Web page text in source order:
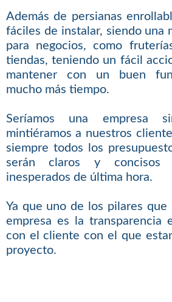
Además de persianas
fáciles de instalar, siendo una
para negocios, como
tiendas, teniendo un fácil
mantener con un buen
mucho más tiempo.
Seríamos una empresa
mintiéramos a nuestros
siempre todos los
serán claros y concisos
inesperados de última hora.
Ya que uno de los pilares que
empresa es la transparencia
con el cliente con el que
proyecto.